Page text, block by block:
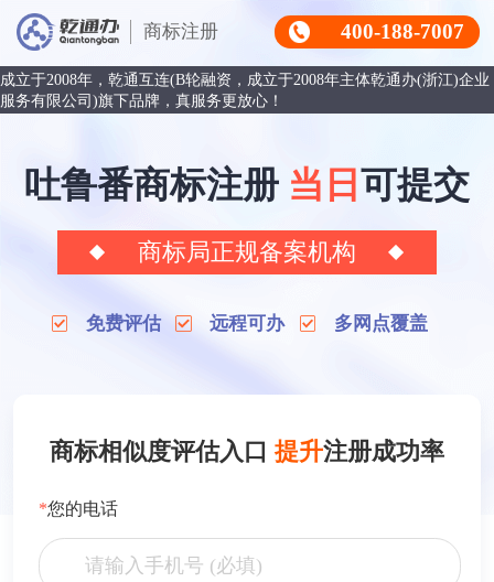
商标注册 400-188-7007
成立于2008年，乾通互连(B轮融资，成立于2008年主体乾通办(浙江)企业
服务有限公司)旗下品牌，真服务更放心！
吐鲁番商标注册 当日 可提交
商标局正规备案机构
免费评估 远程可办 多网点覆盖
商标相似度评估入口 提升注册成功率
*您的电话